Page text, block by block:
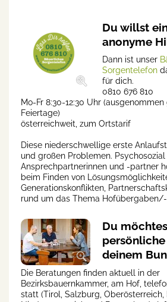
Du willst
anonyme
Dann ist unser
Sorgentelefon
für dich.
0810 676 810
Mo-Fr 8:30-12:30 Uhr
Feiertage)
österreichweit, zum Ortstarif
Diese niederschwellige erste
und großen Problemen.
Ansprechpartnerinnen und -partner
beim Finden von
Generationskonflikten,
rund um das Thema
Du
deinem
Die Beratungen finden aktuell in der
Bezirksbauernkammer, am Hof,
statt (Tirol, Salzburg, Oberösterreich,